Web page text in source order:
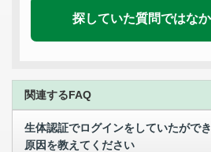
探していた質問ではな
関連するFAQ
生体認証でログインをしていたがで
原因を教えてください